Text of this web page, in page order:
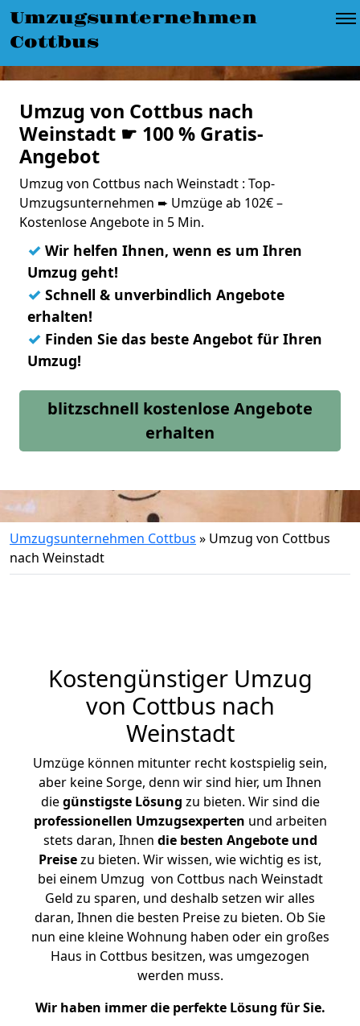
Umzugsunternehmen
Cottbus
Umzug von Cottbus nach
Weinstadt ☛ 100 % Gratis-
Angebot
Umzug von Cottbus nach Weinstadt : Top-
Umzugsunternehmen ➨ Umzüge ab 102€ –
Kostenlose Angebote in 5 Min.
✓ Wir helfen Ihnen, wenn es um Ihren
Umzug geht!
✓ Schnell & unverbindlich Angebote
erhalten!
✓ Finden Sie das beste Angebot für Ihren
Umzug!
blitzschnell kostenlose Angebote
erhalten
Umzugsunternehmen Cottbus » Umzug von Cottbus
nach Weinstadt
Kostengünstiger Umzug
von Cottbus nach
Weinstadt
Umzüge können mitunter recht kostspielig sein,
aber keine Sorge, denn wir sind hier, um Ihnen
diegünstigste Lösung zu bieten. Wir sind die
professionellen Umzugsexperten und arbeiten
stets daran, Ihnen die besten Angebote und
Preisezu bieten. Wir wissen, wie wichtig es ist,
bei einem Umzug von Cottbus nach Weinstadt
Geld zu sparen, und deshalb setzen wir alles
daran, Ihnen die besten Preise zu bieten. Ob Sie
nun eine kleine Wohnung haben oder ein großes
Haus in Cottbus besitzen, was umgezogen
werden muss.
Wir haben immer die perfekte Lösung für Sie.